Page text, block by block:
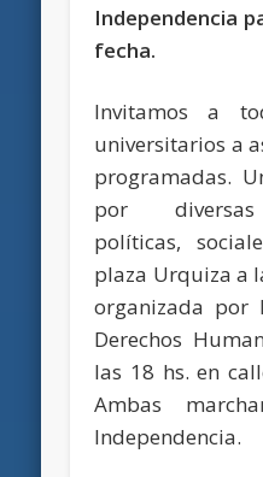
Independencia
fecha.
Invitamos a
universitarios a
programadas.
por diversas
políticas,
plaza Urquiza a
organizada por
Derechos
las 18 hs. en
Ambas
Independencia.